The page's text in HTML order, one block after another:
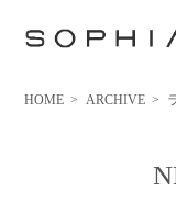
HOME > ARCHIVE >